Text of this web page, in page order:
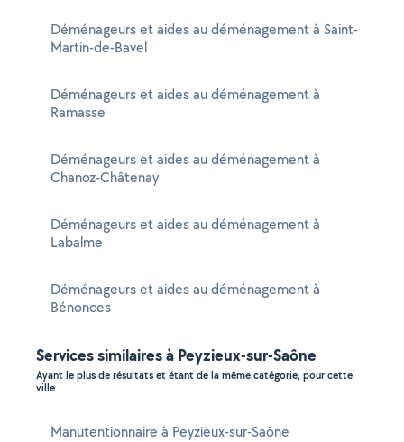
Déménageurs et aides au déménagement à Saint-
Martin-de-Bavel
Déménageurs et aides au déménagement à
Ramasse
Déménageurs et aides au déménagement à
Chanoz-Châtenay
Déménageurs et aides au déménagement à
Labalme
Déménageurs et aides au déménagement à
Bénonces
Services similaires à Peyzieux-sur-Saône
Ayant le plus de résultats et étant de la même catégorie, pour cette
ville
Manutentionnaire à Peyzieux-sur-Saône